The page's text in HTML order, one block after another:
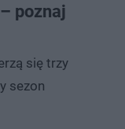
poznaj
się trzy
sezon